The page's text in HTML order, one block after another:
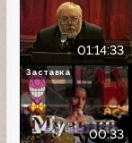
01:14:33
00:33
Заставка